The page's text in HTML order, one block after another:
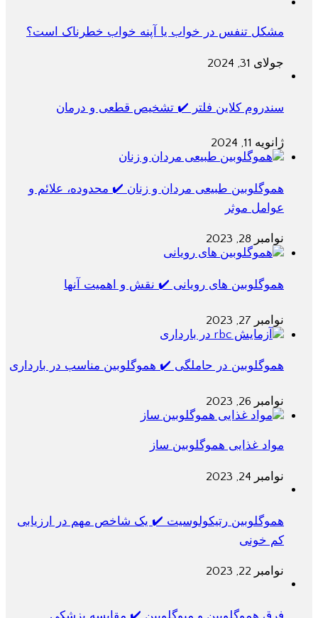
مشکل تنفس در خواب یا آپنه خواب خطرناک است؟
جولای 31, 2024
سندروم کلاین فلتر ✔️ تشخیص قطعی و درمان
ژانویه 11, 2024
هموگلوبین طبیعی مردان و زنان ✔️ محدوده، علائم و
عوامل موثر
نوامبر 28, 2023
هموگلوبین های رویانی ✔️ نقش و اهمیت آنها
نوامبر 27, 2023
هموگلوبین در حاملگی ✔️ هموگلوبین مناسب در بارداری
نوامبر 26, 2023
مواد غذایی هموگلوبین ساز
نوامبر 24, 2023
هموگلوبین رتیکولوسیت ✔️ یک شاخص مهم در ارزیابی
کم خونی
نوامبر 22, 2023